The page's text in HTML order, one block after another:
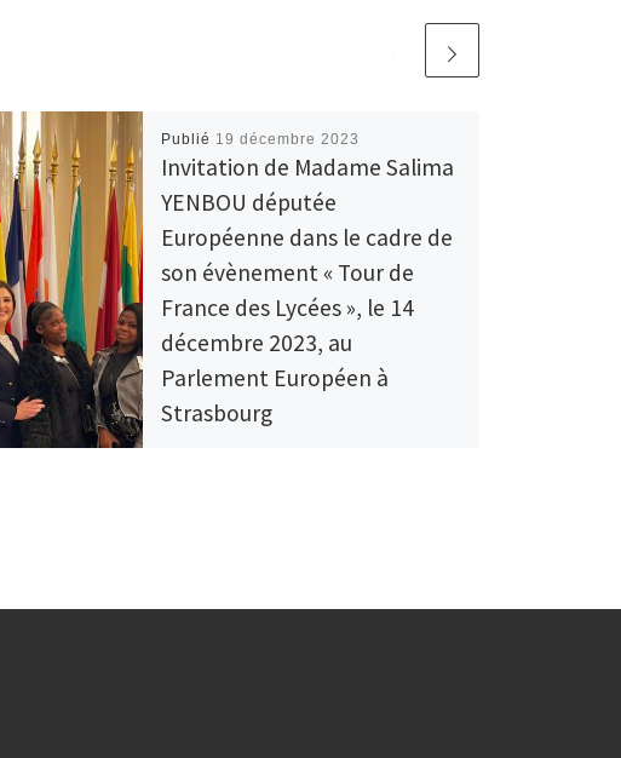
Publié 19 décembre 2023
Invitation de Madame Salima
YENBOU députée
Européenne dans le cadre de
son évènement « Tour de
France des Lycées », le 14
décembre 2023, au
Parlement Européen à
Strasbourg